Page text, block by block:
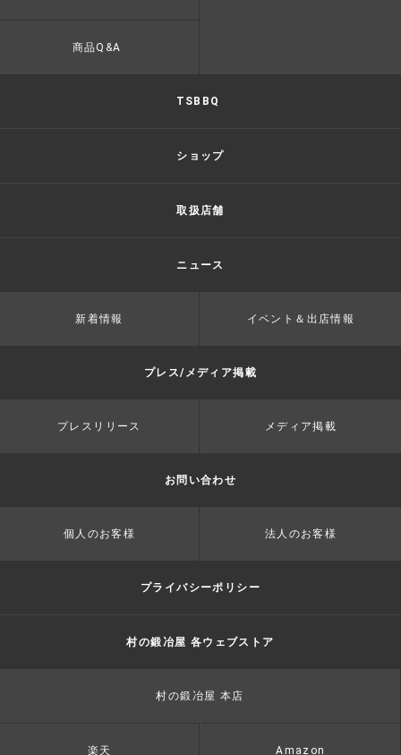
商品Q&A
TSBBQ
ショップ
取扱店舗
ニュース
新着情報 イベント＆出店情報
プレス/メディア掲載
プレスリリース メディア掲載
お問い合わせ
個人のお客様 法人のお客様
プライバシーポリシー
村の鍛冶屋 各ウェブストア
村の鍛冶屋 本店
楽天 Amazon